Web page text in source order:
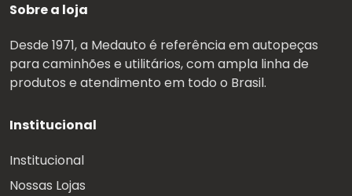
Sobre a loja
Desde 1971, a Medauto é referência em autopeças
para caminhões e utilitários, com ampla linha de
produtos e atendimento em todo o Brasil.
Institucional
Institucional
Nossas Lojas